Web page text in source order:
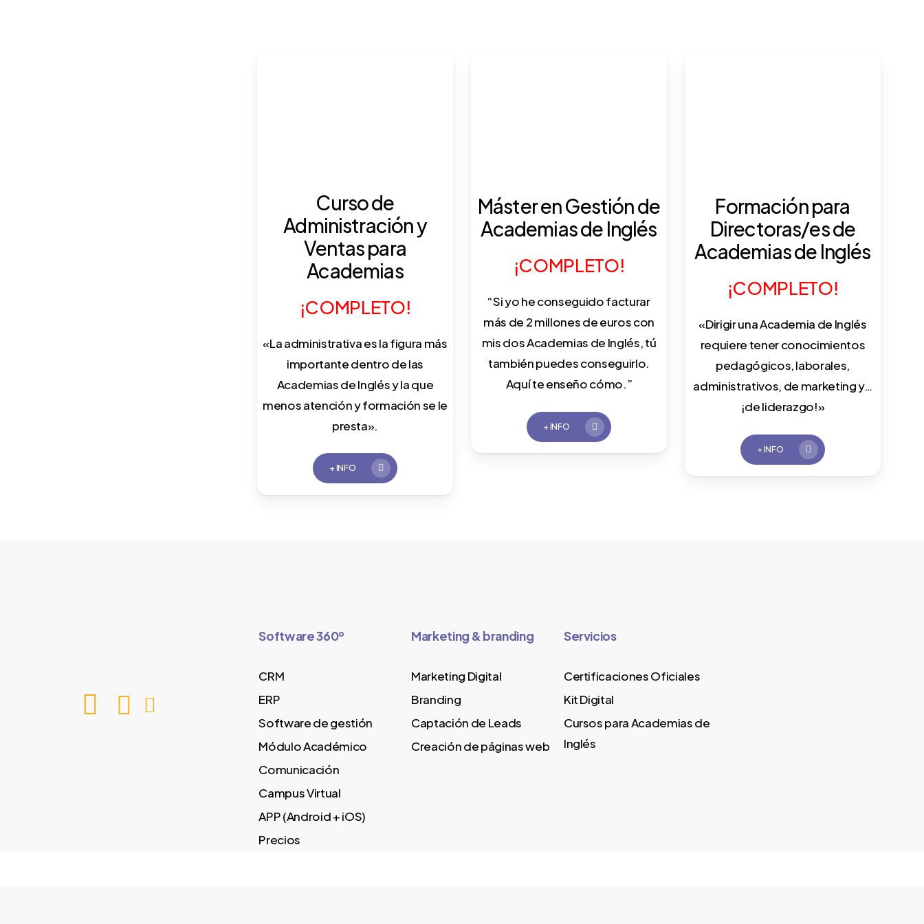
Curso de
Administración y
Ventas para
Academias
¡COMPLETO!
«La administrativa es la figura más
importante dentro de las
Academias de Inglés y la que
menos atención y formación se le
presta».
+ INFO
Máster en Gestión de
Academias de Inglés
¡COMPLETO!
“Si yo he conseguido facturar
más de 2 millones de euros con
mis dos Academias de Inglés, tú
también puedes conseguirlo.
Aquí te enseño cómo.”
+ INFO
Formación para
Directoras/es de
Academias de Inglés
¡COMPLETO!
«Dirigir una Academia de Inglés
requiere tener conocimientos
pedagógicos, laborales,
administrativos, de marketing y…
¡de liderazgo!»
+ INFO
Software 360º
CRM
ERP
Software de gestión
Módulo Académico
Comunicación
Campus Virtual
APP (Android + iOS)
Precios
Marketing & branding
Marketing Digital
Branding
Captación de Leads
Creación de páginas web
Servicios
Certificaciones Oficiales
Kit Digital
Cursos para Academias de
Inglés